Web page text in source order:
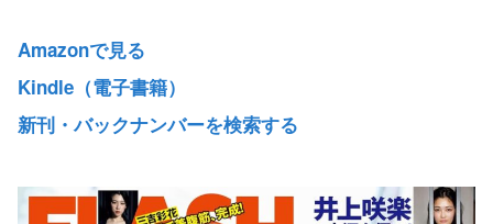
Amazonで見る
Kindle（電子書籍）
新刊・バックナンバーを検索する